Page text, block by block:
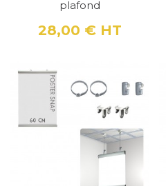
plafond
Prix
28,00 € HT